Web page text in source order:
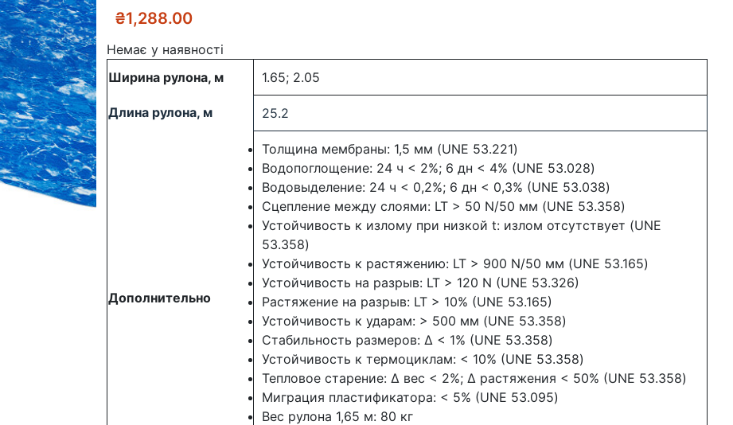
₴1,288.00
Немає у наявності
Ширина рулона, м
1.65; 2.05
Длина рулона, м 25.2
Дополнительно
Толщина мембраны: 1,5 мм (UNE 53.221)
Водопоглощение: 24 ч < 2%; 6 дн < 4% (UNE 53.028)
Водовыделение: 24 ч < 0,2%; 6 дн < 0,3% (UNE 53.038)
Сцепление между слоями: LT > 50 N/50 мм (UNE 53.358)
Устойчивость к излому при низкой t: излом отсутствует (UNE
53.358)
Устойчивость к растяжению: LT > 900 N/50 мм (UNE 53.165)
Устойчивость на разрыв: LT > 120 N (UNE 53.326)
Растяжение на разрыв: LT > 10% (UNE 53.165)
Устойчивость к ударам: > 500 мм (UNE 53.358)
Стабильность размеров: Δ < 1% (UNE 53.358)
Устойчивость к термоциклам: < 10% (UNE 53.358)
Тепловое старение: Δ вес < 2%; Δ растяжения < 50% (UNE 53.358)
Миграция пластификатора: < 5% (UNE 53.095)
Вес рулона 1,65 м: 80 кг